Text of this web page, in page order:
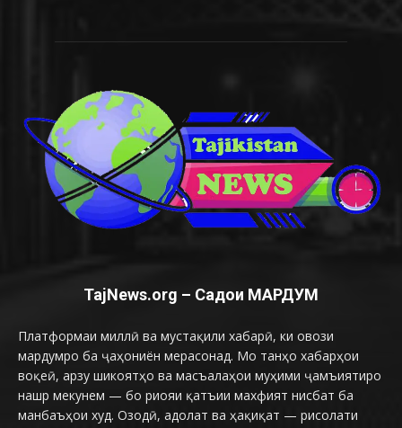
TajNews.org – Садои МАРДУМ
Платформаи миллӣ ва мустақили хабарӣ, ки овози
мардумро ба ҷаҳониён мерасонад. Мо танҳо хабарҳои
воқеӣ, арзу шикоятҳо ва масъалаҳои муҳими ҷамъиятиро
нашр мекунем — бо риояи қатъии махфият нисбат ба
манбаъҳои худ. Озодӣ, адолат ва ҳақиқат — рисолати